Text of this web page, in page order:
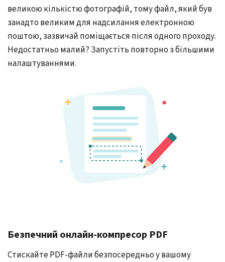
великою кількістю фотографій, тому файл, який був
занадто великим для надсилання електронною
поштою, зазвичай поміщається після одного проходу.
Недостатньо малий? Запустіть повторно з більшими
налаштуваннями.
Безпечний онлайн-компресор PDF
Стискайте PDF-файли безпосередньо у вашому